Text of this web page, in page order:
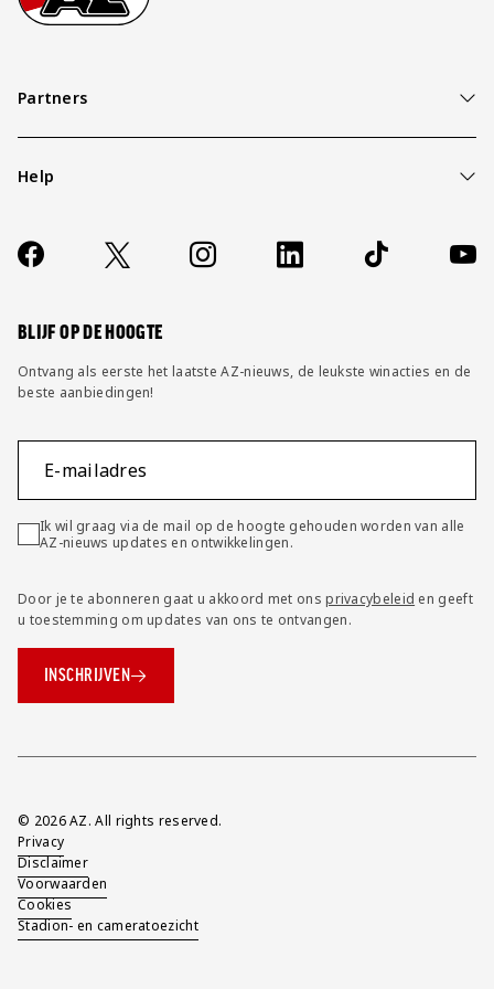
Partners
Help
Contact
FAQ
Socials
https://www.facebook.com/AZAlkmaar
X Instagram LinkedIn TikTok
BLIJF OP DE HOOGTE
Ontvang als eerste het laatste AZ-nieuws, de leukste winacties en de
beste aanbiedingen!
E-mailadres
Ik wil graag via de mail op de hoogte gehouden worden van alle
AZ-nieuws updates en ontwikkelingen.
Door je te abonneren gaat u akkoord met onsprivacybeleid en geeft
u toestemming om updates van ons te ontvangen.
INSCHRIJVEN
Overig
© 2026 AZ. All rights reserved.
Privacy
Disclaimer
Voorwaarden
Cookies
Stadion- en cameratoezicht